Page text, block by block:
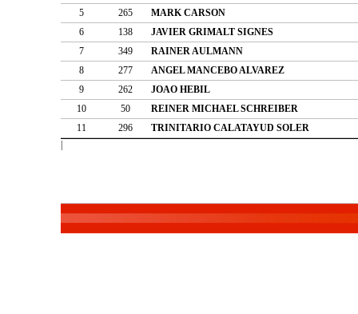
5
265
MARK CARSON
6
138
JAVIER GRIMALT SIGNES
7
349
RAINER AULMANN
8
277
ANGEL MANCEBO ALVAREZ
9
262
JOAO HEBIL
10
50
REINER MICHAEL SCHREIBER
11
296
TRINITARIO CALATAYUD SOLER
|